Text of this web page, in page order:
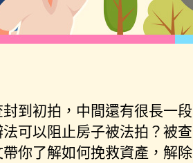
到初拍，中間還有很長一段
可以阻止房子被法拍？被查
你了解如何挽救資產，解除